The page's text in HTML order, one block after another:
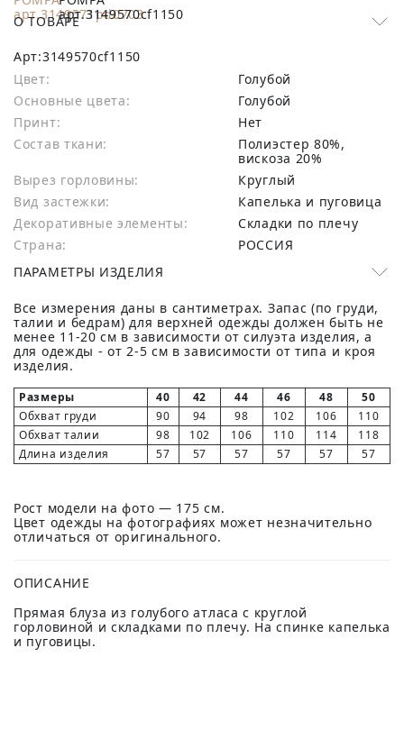
О ТОВАРЕ
Арт:3149570cf1150
Цвет:
Голубой
Основные цвета:
голубой
Принт:
Нет
Состав ткани:
полиэстер 80%,
вискоза 20%
Вырез горловины:
Круглый
Вид застежки:
Капелька и пуговица
Декоративные элементы:
Складки по плечу
Страна:
РОССИЯ
ПАРАМЕТРЫ ИЗДЕЛИЯ
Все измерения даны в сантиметрах. Запас (по груди,
талии и бедрам) для верхней одежды должен быть не
менее 11-20 см в зависимости от силуэта изделия, а
для одежды - от 2-5 см в зависимости от типа и кроя
изделия.
Размеры 40 42 44 46 48
50
Обхват груди
90 94 98 102 106
110
Обхват талии
98 102 106 110 114
118
Длина изделия
57 57 57 57 57 57
Рост модели на фото — 175 см.
Цвет одежды на фотографиях может незначительно
отличаться от оригинального.
ОПИСАНИЕ
Прямая блуза из голубого атласа с круглой
горловиной и складками по плечу. На спинке капелька
и пуговицы.